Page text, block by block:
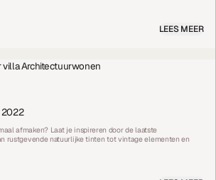
LEES MEER
2022
afmaken? Laat je inspireren door de laatste
rustgevende natuurlijke tinten tot vintage elementen en